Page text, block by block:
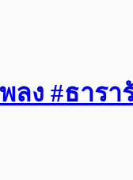
ลง #ธาร